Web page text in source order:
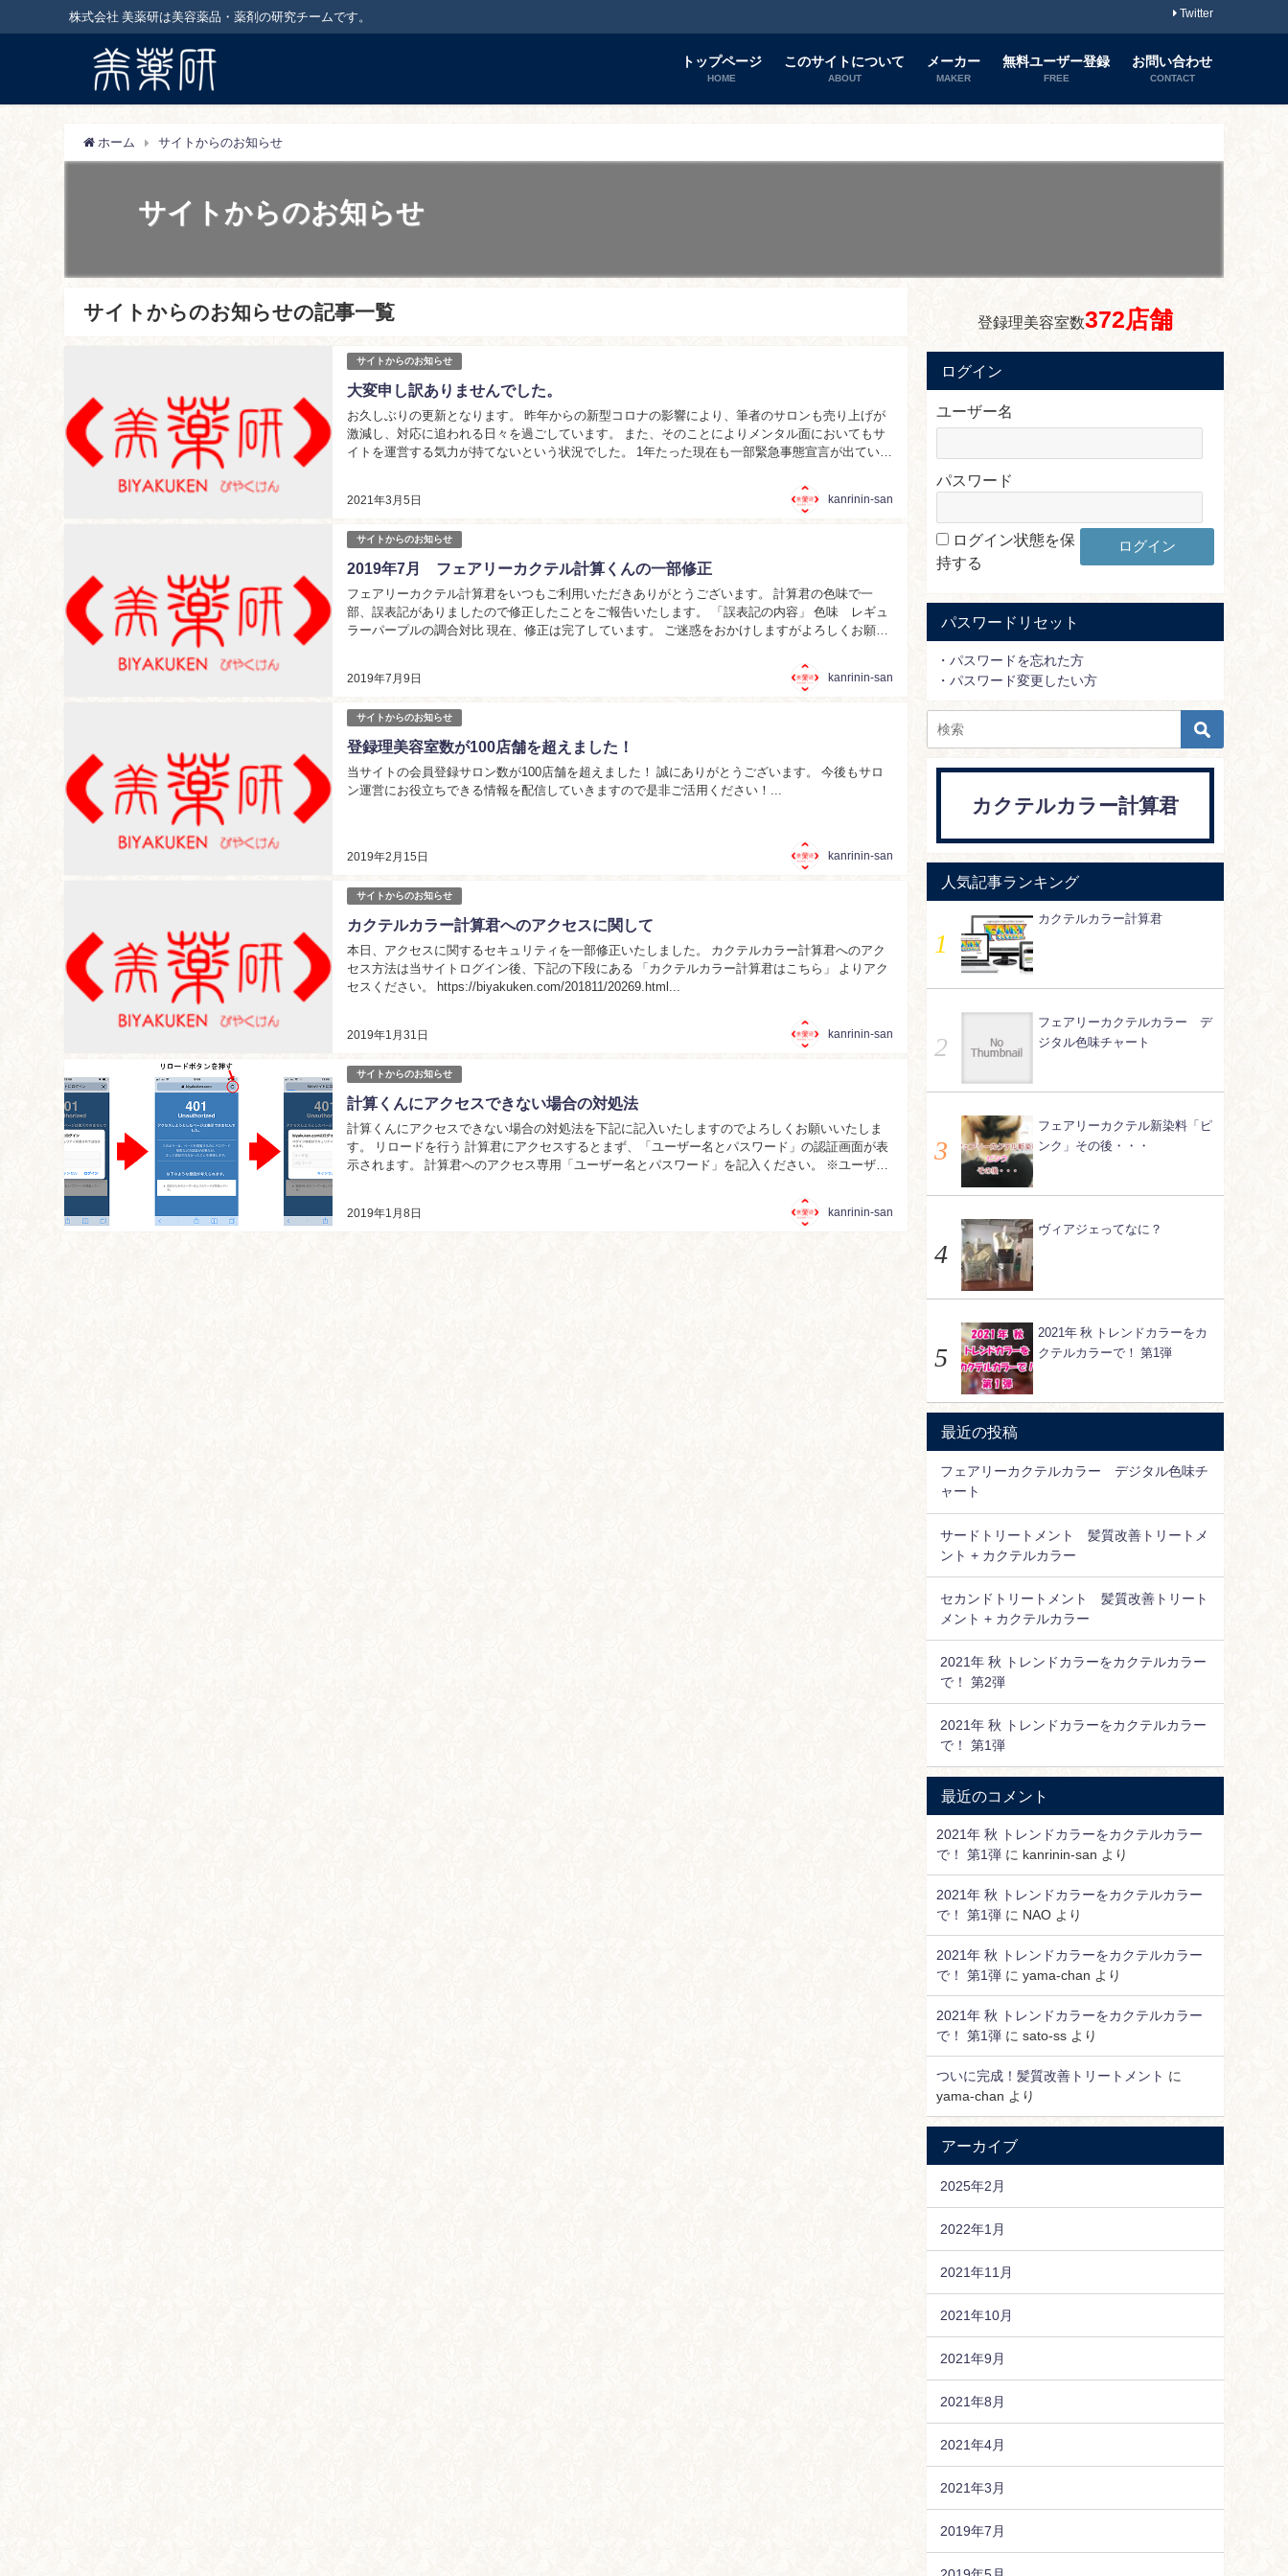
株式会社 美薬研は美容薬品・薬剤の研究チームです。 Twitter
トップページ
HOME
このサイトについて
ABOUT
メーカー
MAKER
無料ユーザー登録
FREE
お問い合わせ
CONTACT
ホーム サイトからのお知らせ
サイトからのお知らせ
サイトからのお知らせの記事一覧
サイトからのお知らせ
大変申し訳ありませんでした。
2021年3月5日
お久しぶりの更新となります。 昨年からの新型コロナの影響により、筆者のサロンも売り上げが
激減し、対応に追われる日々を過ごしています。 また、そのことによりメンタル面においてもサ
イトを運営する気力が持てないという状況でした。 1年たった現在も一部緊急事態宣言が出ている
kanrinin-san
サイトからのお知らせ
2019年7月 フェアリーカクテル計算くんの一部修正
2019年7月9日
フェアリーカクテル計算君をいつもご利用いただきありがとうございます。 計算君の色味で一
部、誤表記がありましたので修正したことをご報告いたします。 「誤表記の内容」 色味 レギュ
ラーパープルの調合対比 現在、修正は完了しています。 ご迷惑をおかけしますがよろしくお願い
kanrinin-san
サイトからのお知らせ
登録理美容室数が100店舗を超えました！
2019年2月15日
当サイトの会員登録サロン数が100店舗を超えました！ 誠にありがとうございます。 今後もサロ
ン運営にお役立ちできる情報を配信していきますので是非ご活用ください！...
kanrinin-san
サイトからのお知らせ
カクテルカラー計算君へのアクセスに関して
2019年1月31日
本日、アクセスに関するセキュリティを一部修正いたしました。 カクテルカラー計算君へのアク
セス方法は当サイトログイン後、下記の下段にある 「カクテルカラー計算君はこちら」 よりアク
セスください。 https://biyakuken.com/201811/20269.html...
kanrinin-san
サイトからのお知らせ
計算くんにアクセスできない場合の対処法
2019年1月8日
計算くんにアクセスできない場合の対処法を下記に記入いたしますのでよろしくお願いいたしま
す。 リロードを行う 計算君にアクセスするとまず、「ユーザー名とパスワード」の認証画面が表
示されます。 計算君へのアクセス専用「ユーザー名とパスワード」を記入ください。 ※ユーザー
kanrinin-san
登録理美容室数372店舗
ログイン
ユーザー名
パスワード
ログイン状態を保
持する
パスワードリセット
・パスワードを忘れた方
・パスワード変更したい方
カクテルカラー計算君
人気記事ランキング
カクテルカラー計算君
フェアリーカクテルカラー デ
ジタル色味チャート
フェアリーカクテル新染料「ピ
ンク」その後・・・
ヴィアジェってなに？
2021年 秋 トレンドカラーをカ
クテルカラーで！ 第1弾
最近の投稿
フェアリーカクテルカラー デジタル色味チ
ャート
サードトリートメント 髪質改善トリートメ
ント + カクテルカラー
セカンドトリートメント 髪質改善トリート
メント + カクテルカラー
2021年 秋 トレンドカラーをカクテルカラー
で！ 第2弾
2021年 秋 トレンドカラーをカクテルカラー
で！ 第1弾
最近のコメント
2021年 秋 トレンドカラーをカクテルカラー
で！ 第1弾に kanrinin-san より
2021年 秋 トレンドカラーをカクテルカラー
で！ 第1弾に NAOより
2021年 秋 トレンドカラーをカクテルカラー
で！ 第1弾に yama-chan より
2021年 秋 トレンドカラーをカクテルカラー
で！ 第1弾に sato-ssより
ついに完成！髪質改善トリートメント に
yama-chan より
アーカイブ
2025年2月
2022年1月
2021年11月
2021年10月
2021年9月
2021年8月
2021年4月
2021年3月
2019年7月